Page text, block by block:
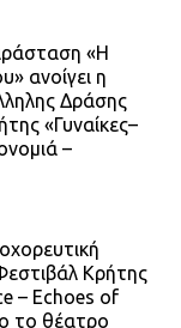
«Η
ανοίγει η
Δράσης
«Γυναίκες–
–
Κρήτης
– Echoes of
το θέατρο